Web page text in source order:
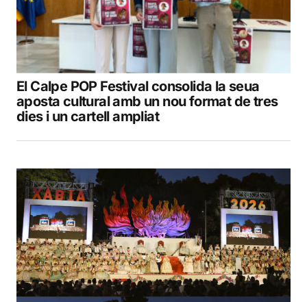
El Calpe POP Festival consolida la seua
aposta cultural amb un nou format de tres
dies i un cartell ampliat